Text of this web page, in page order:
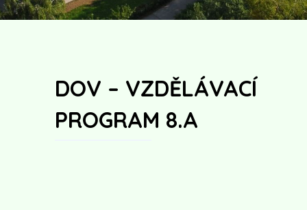
DOV – VZDĚLÁVACÍ
PROGRAM 8.A